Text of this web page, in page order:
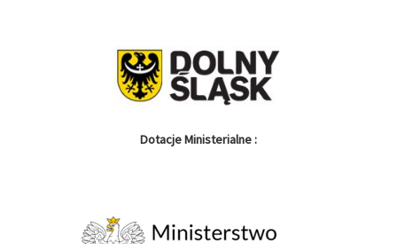
Dotacje Ministerialne :